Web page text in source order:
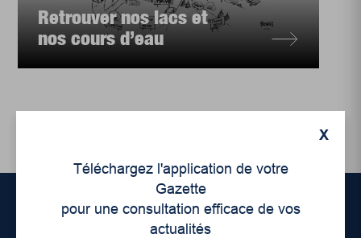
Retrouver nos lacs et
nos cours d’eau
X
Téléchargez l'application de votre
Gazette
pour une consultation efficace de vos
actualités